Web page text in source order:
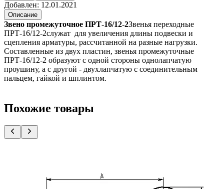
Добавлен: 12.01.2021
Описание
Звено промежуточное ПРТ-16/12-2Звенья переходные
ПРТ-16/12-2служат для увеличения длины подвески и
сцепления арматуры, рассчитанной на разные нагрузки.
Составленные из двух пластин, звенья промежуточные
ПРТ-16/12-2 образуют с одной стороны однолапчатую
проушину, а с другой - двухлапчатую с соединительным
пальцем, гайкой и шплинтом.
Похожие товары